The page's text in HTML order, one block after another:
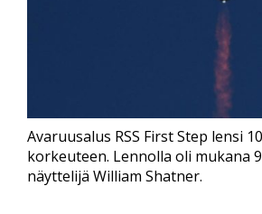
Avaruusalus RSS First Step lensi
korkeuteen. Lennolla oli mukana
näyttelijä William Shatner.